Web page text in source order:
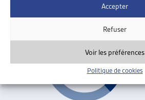
Accepter
Refuser
Voir les préférences
Politique de cookies
Précédent 1 2